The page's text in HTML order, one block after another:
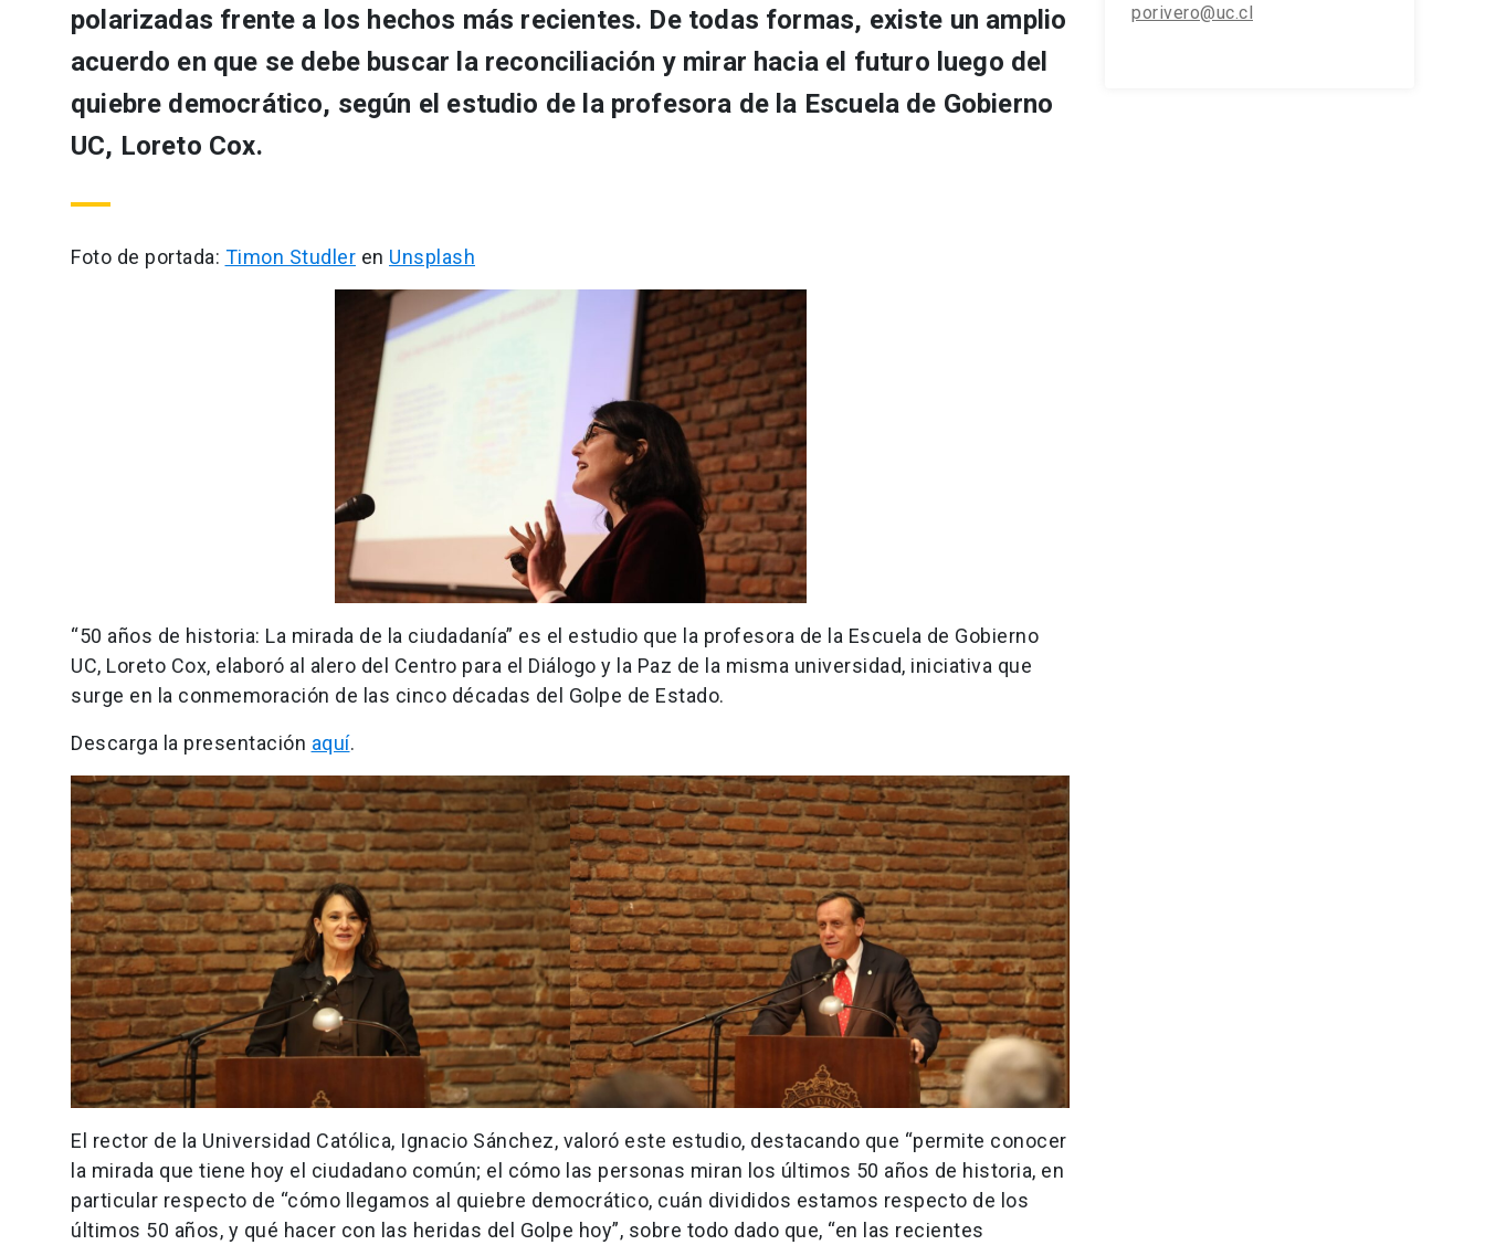
polarizadas frente a los hechos más recientes. De todas formas, existe un amplio
acuerdo en que se debe buscar la reconciliación y mirar hacia el futuro luego del
quiebre democrático, según el estudio de la profesora de la Escuela de Gobierno
UC, Loreto Cox.
Foto de portada: Timon Studler en Unsplash
“50 años de historia: La mirada de la ciudadanía” es el estudio que la profesora de la Escuela de Gobierno
UC, Loreto Cox, elaboró al alero del Centro para el Diálogo y la Paz de la misma universidad, iniciativa que
surge en la conmemoración de las cinco décadas del Golpe de Estado.
Descarga la presentación aquí.
El rector de la Universidad Católica, Ignacio Sánchez, valoró este estudio, destacando que “permite conocer
la mirada que tiene hoy el ciudadano común; el cómo las personas miran los últimos 50 años de historia, en
particular respecto de “cómo llegamos al quiebre democrático, cuán divididos estamos respecto de los
últimos 50 años, y qué hacer con las heridas del Golpe hoy”, sobre todo dado que, “en las recientes
porivero@uc.cl